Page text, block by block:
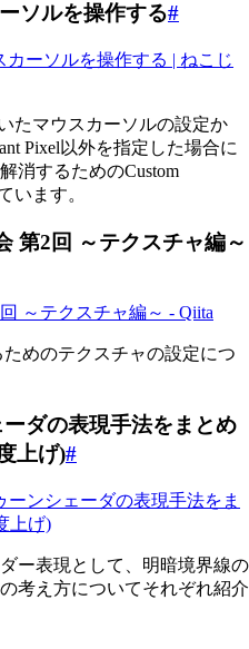
ソルを操作する#
カーソルを操作する | ねこじ
たマウスカーソルの設定か
Pixel以外を指定した場合に
消するためのCustom
います。
第2回 ～テクスチャ編～
～テクスチャ編～ - Qiita
めのテクスチャの設定につ
ダの表現手法をまとめ
上げ)#
ーンシェーダの表現手法をま
上げ)
ー表現として、明暗境界線の
考え方についてそれぞれ紹介